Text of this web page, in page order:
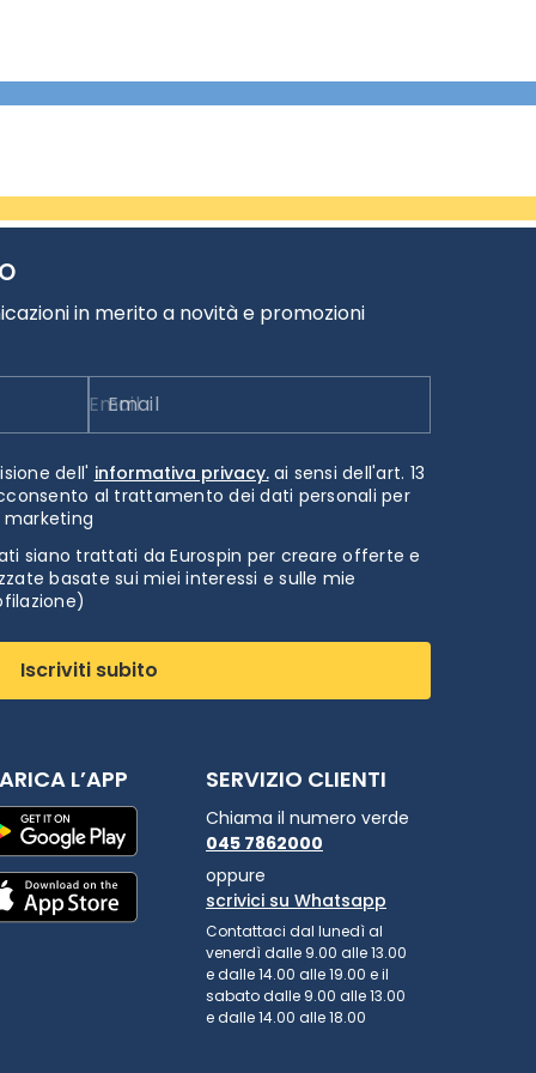
in merito a novità e promozioni
Email
dell' informativa privacy.ai sensi dell'art. 13
al trattamento dei dati personali per
siano trattati da Eurospin per creare offerte e
basate sui miei interessi e sulle mie
Iscriviti subito
L’APP SERVIZIO CLIENTI
Chiama il numero verde
045 7862000
oppure
scrivici su Whatsapp
Contattaci dal lunedì al
venerdì dalle 9.00 alle 13.00
e dalle 14.00 alle 19.00 e il
sabato dalle 9.00 alle 13.00
e dalle 14.00 alle 18.00